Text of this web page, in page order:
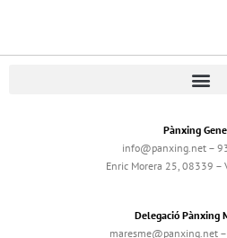
Pànxing
info@panxing.net –
Enric Morera 25, 08339 –
Delegació Pànxing
maresme@panxing.net